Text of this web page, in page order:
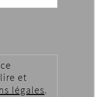
et
légales.